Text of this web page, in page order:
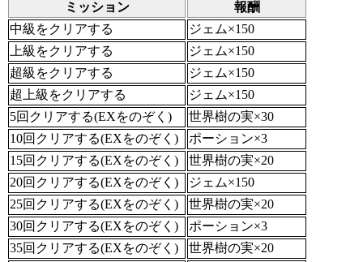
ミッション
報酬
中級をクリアする
ジェム×150
上級をクリアする
ジェム×150
超級をクリアする
ジェム×150
超上級をクリアする
ジェム×150
5回クリアする(EXをのぞく)
世界樹の実×30
10回クリアする(EXをのぞく)
ポーション×3
15回クリアする(EXをのぞく)
世界樹の実×20
20回クリアする(EXをのぞく)
ジェム×150
25回クリアする(EXをのぞく)
世界樹の実×20
30回クリアする(EXをのぞく)
ポーション×3
35回クリアする(EXをのぞく)
世界樹の実×20